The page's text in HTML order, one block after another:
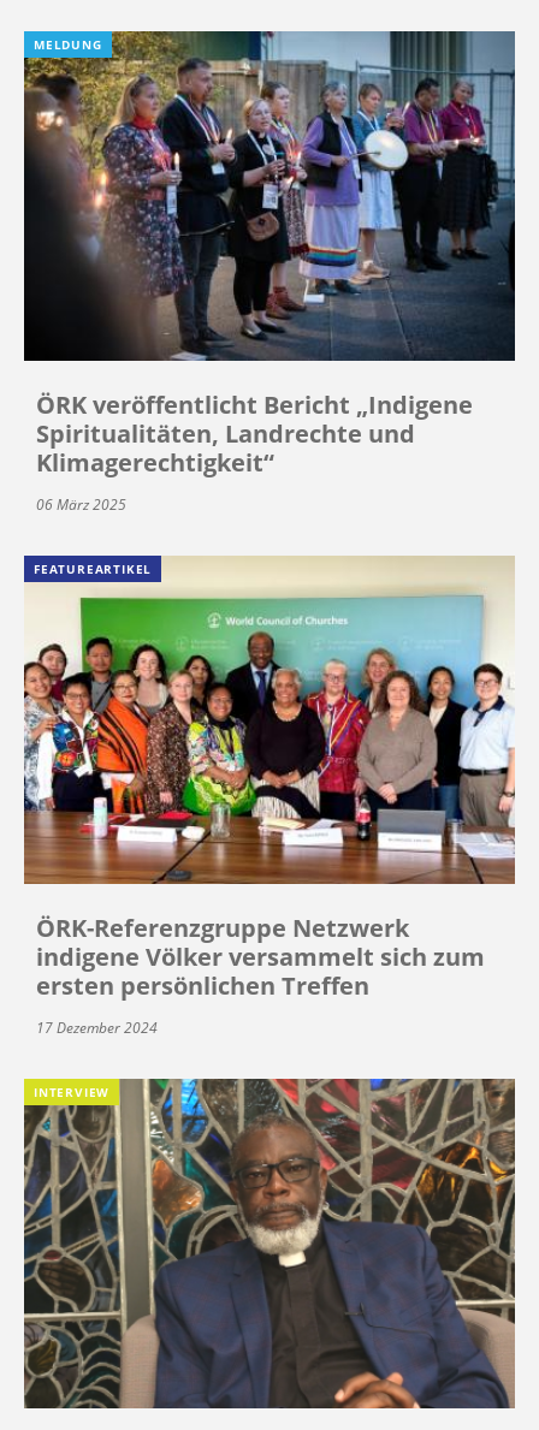
MELDUNG
ÖRK veröffentlicht Bericht „Indigene
Spiritualitäten, Landrechte und
Klimagerechtigkeit“
06 März 2025
FEATUREARTIKEL
ÖRK-Referenzgruppe Netzwerk
indigene Völker versammelt sich zum
ersten persönlichen Treffen
17 Dezember 2024
INTERVIEW